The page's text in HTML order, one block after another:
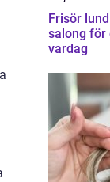
Frisör lund så hittar du rätt
salong för
vardag